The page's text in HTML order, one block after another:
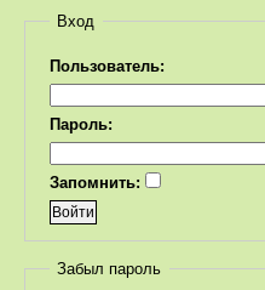
Вход
Пользователь:
Пароль:
Запомнить:
Забыл пароль